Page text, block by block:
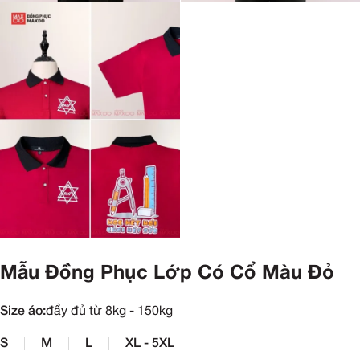
Mẫu Đồng Phục Lớp Có Cổ Màu Đỏ
Size áo:đầy đủ từ 8kg - 150kg
S M L XL - 5XL